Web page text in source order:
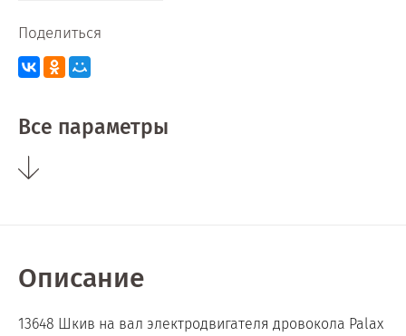
Поделиться
Все параметры
Описание
13648 Шкив на вал электродвигателя дровокола Palax